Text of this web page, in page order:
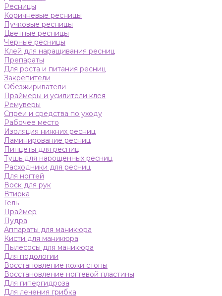
Ресницы
Коричневые ресницы
Пучковые ресницы
Цветные ресницы
Черные ресницы
Клей для наращивания ресниц
Препараты
Для роста и питания ресниц
Закрепители
Обезжириватели
Праймеры и усилители клея
Ремуверы
Спреи и средства по уходу
Рабочее место
Изоляция нижних ресниц
Ламинирование ресниц
Пинцеты для ресниц
Тушь для нарощенных ресниц
Расходники для ресниц
Для ногтей
Воск для рук
Втирка
Гель
Праймер
Пудра
Аппараты для маникюра
Кисти для маникюра
Пылесосы для маникюра
Для подологии
Восстановление кожи стопы
Восстановление ногтевой пластины
Для гипергидроза
Для лечения грибка